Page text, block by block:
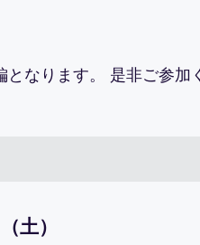
となります。 是非ご参加
土）